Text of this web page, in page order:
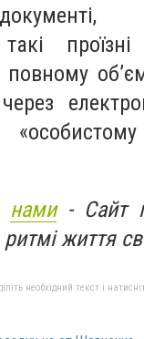
проїзні
нами- Сайт
ритмі життя
необхідний текст і